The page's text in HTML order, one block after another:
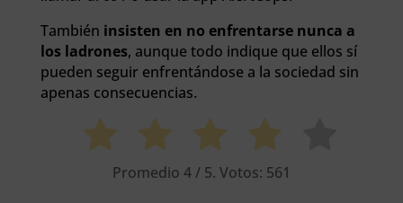
También insisten en no enfrentarse nunca a
los ladrones, aunque todo indique que ellos sí
pueden seguir enfrentándose a la sociedad sin
apenas consecuencias.
Promedio 4/ 5. Votos: 561